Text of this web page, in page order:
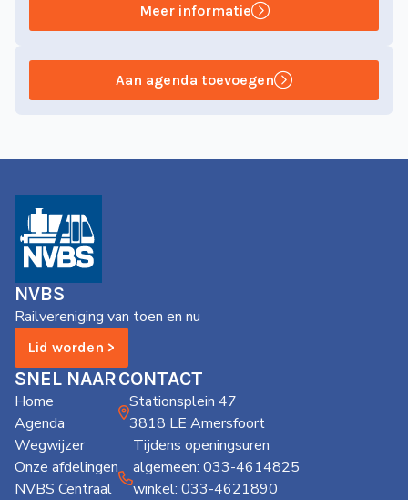
Meer informatie
Aan agenda toevoegen
NVBS
Railvereniging van toen en nu
Lid worden >
SNEL NAAR
Home
Agenda
Wegwijzer
Onze afdelingen
NVBS Centraal
CONTACT
Stationsplein 47
3818 LE Amersfoort
Tijdens openingsuren
algemeen: 033-4614825
winkel: 033-4621890